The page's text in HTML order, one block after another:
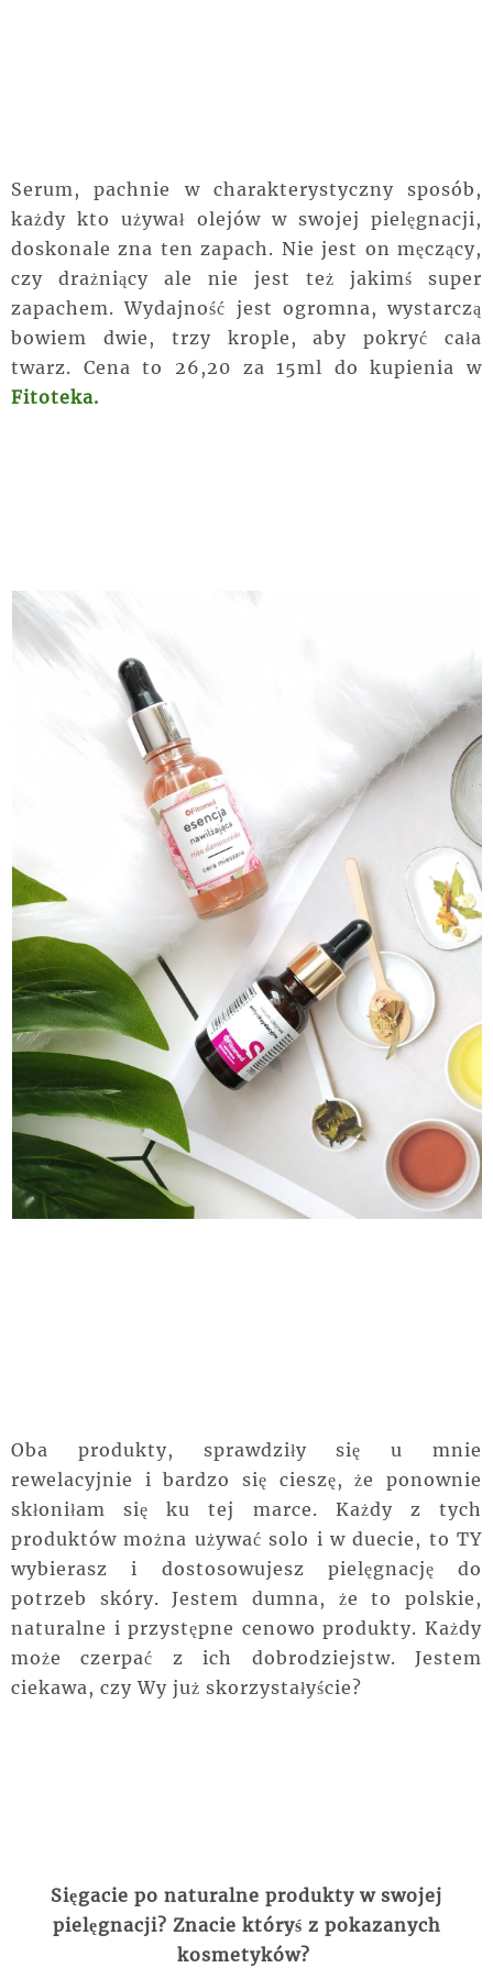
Serum, pachnie w charakterystyczny sposób,
każdy kto używał olejów w swojej pielęgnacji,
doskonale zna ten zapach. Nie jest on męczący,
czy drażniący ale nie jest też jakimś super
zapachem. Wydajność jest ogromna, wystarczą
bowiem dwie, trzy krople, aby pokryć cała
twarz. Cena to 26,20 za 15ml do kupienia w
Fitoteka.
Oba produkty, sprawdziły się u mnie
rewelacyjnie i bardzo się cieszę, że ponownie
skłoniłam się ku tej marce. Każdy z tych
produktów można używać solo i w duecie, to TY
wybierasz i dostosowujesz pielęgnację do
potrzeb skóry. Jestem dumna, że to polskie,
naturalne i przystępne cenowo produkty. Każdy
może czerpać z ich dobrodziejstw. Jestem
ciekawa, czy Wy już skorzystałyście?
Sięgacie po naturalne produkty w swojej
pielęgnacji? Znacie któryś z pokazanych
kosmetyków?